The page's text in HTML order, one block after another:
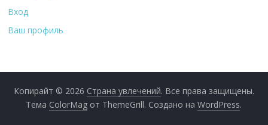
Вход
Ваш профиль
Копирайт © 2026 Страна увлечений. Все права защищены.
Тема ColorMag от ThemeGrill. Создано наWordPress.